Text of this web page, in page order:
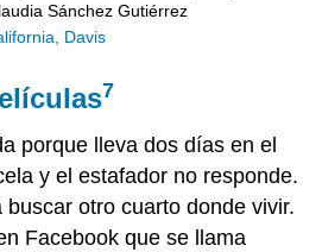
Sánchez Gutiérrez
Davis
7
porque lleva dos días en el
y el estafador no responde.
otro cuarto donde vivir.
Facebook que se llama